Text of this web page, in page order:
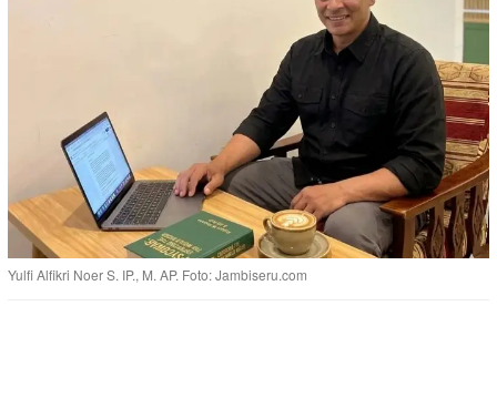
Yulfi Alfikri Noer S. IP., M. AP. Foto: Jambiseru.com